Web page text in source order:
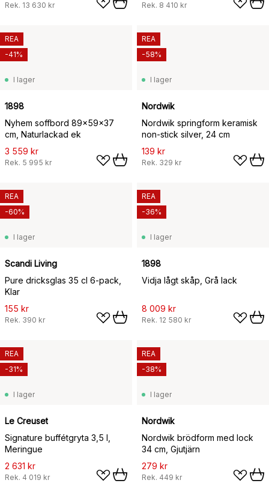
Rek. 13 630 kr Rek. 8 410 kr
I lager
1898
Nyhem soffbord 89x59x37
cm, Naturlackad ek
3 559 kr
Rek. 5 995 kr
REA
-41%
I lager
Nordwik
Nordwik springform keramisk
non-stick silver, 24 cm
139 kr
Rek. 329 kr
REA
-58%
I lager
Scandi Living
Pure dricksglas 35 cl 6-pack,
Klar
155 kr
Rek. 390 kr
REA
-60%
I lager
1898
Vidja lågt skåp, Grå lack
8 009 kr
Rek. 12 580 kr
REA
-36%
I lager
Le Creuset
Signature buffétgryta 3,5 l,
Meringue
2 631 kr
Rek. 4 019 kr
REA
-31%
I lager
Nordwik
Nordwik brödform med lock
34 cm, Gjutjärn
279 kr
Rek. 449 kr
REA
-38%